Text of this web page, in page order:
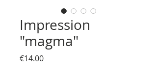
Impression
"magma"
€14.00Price